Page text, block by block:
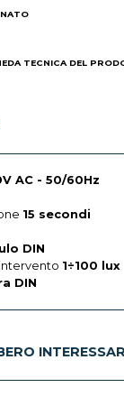
TECNICA DEL
AC - 50/60Hz
15 secondi
DIN
1÷100 lux
DIN